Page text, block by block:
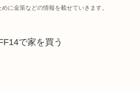
に金策などの情報を載せていきます。
で家を買う